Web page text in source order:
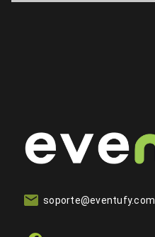
soporte@eventufy.com